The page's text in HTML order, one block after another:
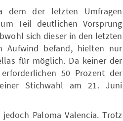
dem der letzten Umfragen
Teil deutlichen Vorsprung
sich dieser in den letzten
Aufwind befand, hielten nur
für möglich. Da keiner der
50 Prozent der
Stichwahl am 21. Juni
Paloma Valencia. Trotz